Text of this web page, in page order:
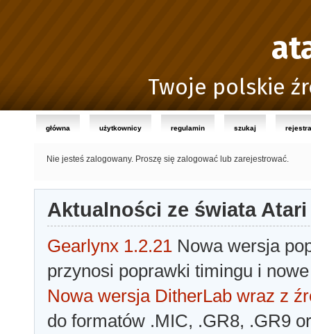
Twoje polskie
główna użytkownicy regulamin szukaj
Nie jesteś zalogowany. Proszę się zalogować lub zarejestrować.
Aktualności ze świata Atari
Gearlynx 1.2.21 Nowa wersja
przynosi poprawki timingu i
Nowa wersja DitherLab wraz z
do formatów .MIC, .GR8, .GR9